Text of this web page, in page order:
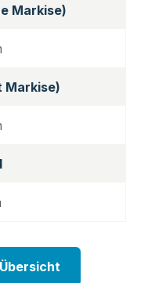
Markise)
Markise)